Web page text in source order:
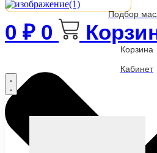
Подбор
0 ₽ 0
Корзина
Кабинет